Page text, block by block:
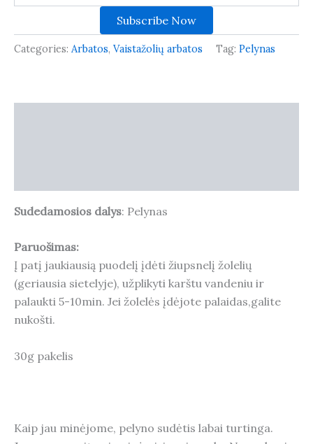
Subscribe Now
Categories: Arbatos, Vaistažolių arbatos Tag: Pelynas
Sudedamosios dalys: Pelynas
Paruošimas:
Į patį jaukiausią puodelį įdėti žiupsnelį žolelių
(geriausia sietelyje), užplikyti karštu vandeniu ir
palaukti 5-10min. Jei žolelės įdėjote palaidas,galite
nukošti.
30g pakelis
Kaip jau minėjome, pelyno sudėtis labai turtinga.